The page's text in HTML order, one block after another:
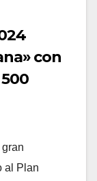
con
al Plan